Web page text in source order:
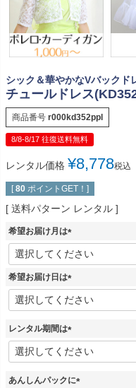
シック＆華やかなVバックド
チュールドレス
商品番号 r000kd352ppl
8/8-8/17 往復送料無料
レンタル価格 ¥8,778税込
[ 80 ポイントGET！]
送料パターン レンタル
希望お届け月は
(
必
希望お届け日は
(
必
)
レンタル期間は
(
必
)
あんしんパックに